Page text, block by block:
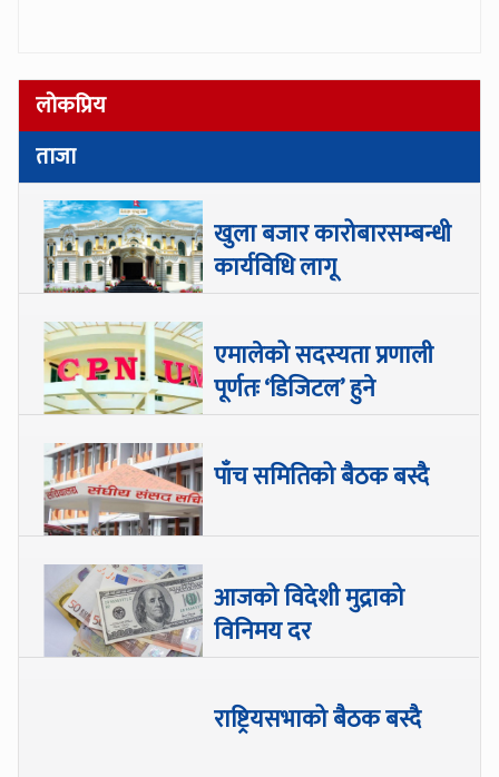
लोकप्रिय
ताजा
खुला बजार कारोबारसम्बन्धी
कार्यविधि लागू
एमालेको सदस्यता प्रणाली
पूर्णतः ‘डिजिटल’ हुने
पाँच समितिको बैठक बस्दै
आजको विदेशी मुद्राको
विनिमय दर
राष्ट्रियसभाको बैठक बस्दै